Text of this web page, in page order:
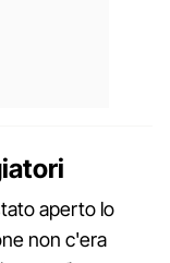
aperto lo
non c'era